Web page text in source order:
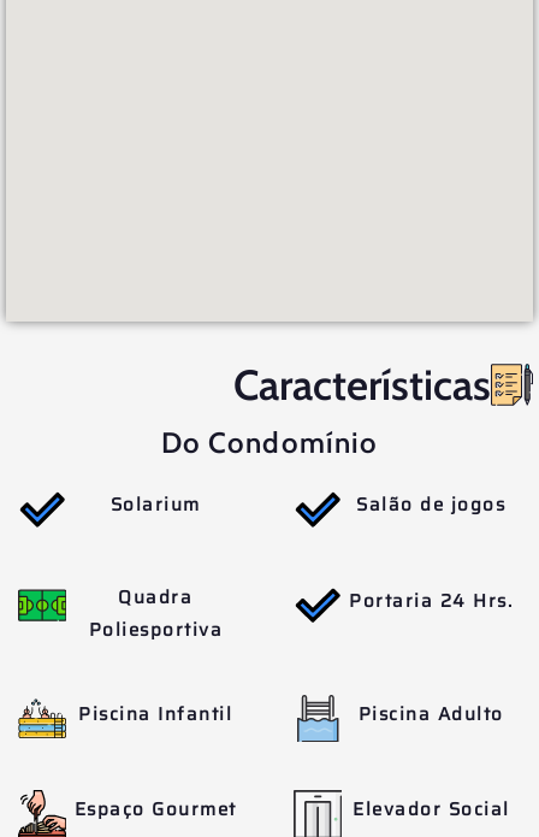
Características
Do Condomínio
Solarium Salão de jogos
Quadra
Poliesportiva
Portaria 24 Hrs.
Piscina Infantil Piscina Adulto
Espaço Gourmet Elevador Social